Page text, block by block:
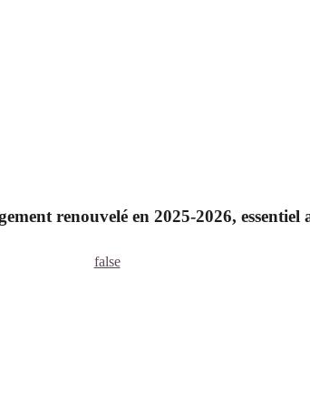
renouvelé en 2025-2026, essentiel
false